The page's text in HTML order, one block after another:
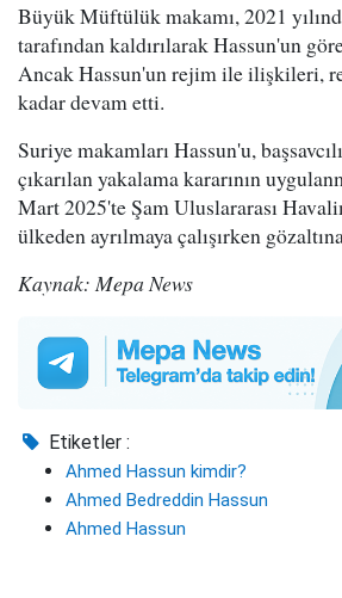
Büyük Müftülük makamı, 2021
tarafından kaldırılarak Hassun'un
Ancak Hassun'un rejim ile ilişkileri,
kadar devam etti.
Suriye makamları Hassun'u,
çıkarılan yakalama kararının
Mart 2025'te Şam Uluslararası
ülkeden ayrılmaya çalışırken
Kaynak: Mepa News
Etiketler :
Ahmed Hassun kimdir?
Ahmed Bedreddin Hassun
Ahmed Hassun